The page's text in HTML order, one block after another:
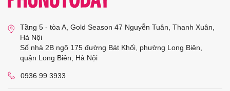
Tầng 5 - tòa A, Gold Season 47 Nguyễn Tuân, Thanh Xuân,
Hà Nội
Số nhà 2B ngõ 175 đường Bát Khối, phường Long Biên,
quận Long Biên, Hà Nội
0936 99 3933